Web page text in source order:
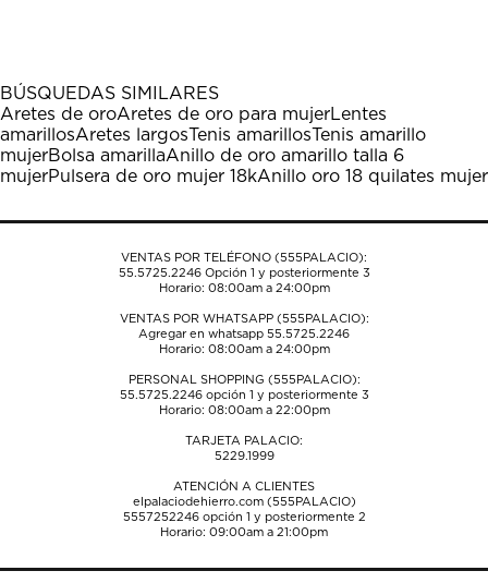
BÚSQUEDAS SIMILARES
Aretes de oroAretes de oro para mujerLentes
amarillosAretes largosTenis amarillosTenis amarillo
mujerBolsa amarillaAnillo de oro amarillo talla 6
mujerPulsera de oro mujer 18kAnillo oro 18 quilates mujer
VENTAS POR TELÉFONO (555PALACIO):
55.5725.2246Opción 1 y posteriormente 3
Horario: 08:00am a 24:00pm
VENTAS POR WHATSAPP (555PALACIO):
Agregar en whatsapp 55.5725.2246
Horario: 08:00am a 24:00pm
PERSONAL SHOPPING (555PALACIO):
55.5725.2246opción 1 y posteriormente 3
Horario: 08:00am a 22:00pm
TARJETA PALACIO:
5229.1999
ATENCIÓN A CLIENTES
elpalaciodehierro.com (555PALACIO)
5557252246opción 1 y posteriormente 2
Horario: 09:00am a 21:00pm